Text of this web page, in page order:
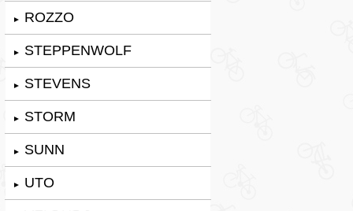
► ROZZO
► STEPPENWOLF
► STEVENS
► STORM
► SUNN
► UTO